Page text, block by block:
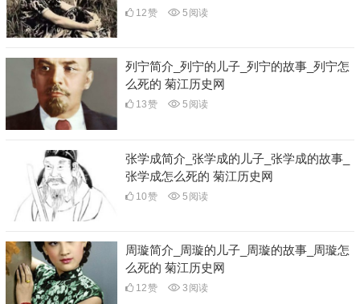
12赞 5 阅读
列宁简介_列宁的儿子_列宁的故事_列宁怎
么死的 菊江历史网
13赞 5 阅读
张学成简介_张学成的儿子_张学成的故事_
张学成怎么死的 菊江历史网
10赞 5 阅读
周璇简介_周璇的儿子_周璇的故事_周璇怎
么死的 菊江历史网
12赞 3 阅读